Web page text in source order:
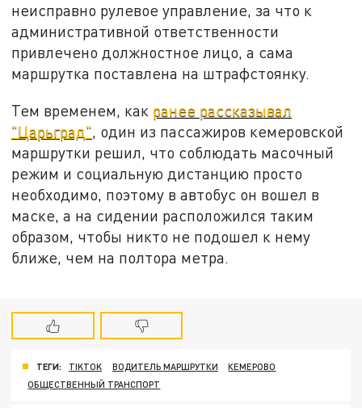
неисправно рулевое управление, за что к
административной ответственности
привлечено должностное лицо, а сама
маршрутка поставлена на штрафстоянку.
Тем временем, как ранее рассказывал
"Царьград", один из пассажиров кемеровской
маршрутки решил, что соблюдать масочный
режим и социальную дистанцию просто
необходимо, поэтому в автобус он вошел в
маске, а на сидении расположился таким
образом, чтобы никто не подошел к нему
ближе, чем на полтора метра.
ТЕГИ: TIKTOK ВОДИТЕЛЬ МАРШРУТКИ
КЕМЕРОВО
ОБЩЕСТВЕННЫЙ ТРАНСПОРТ